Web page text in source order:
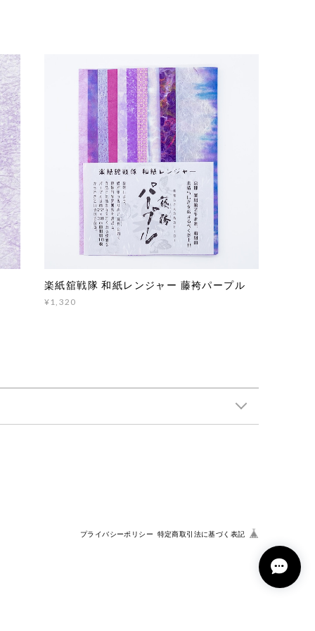
楽紙舘戦隊 和紙レンジャー 藤袴パープル
¥1,320
プライバシーポリシー 特定商取引法に基づく表記